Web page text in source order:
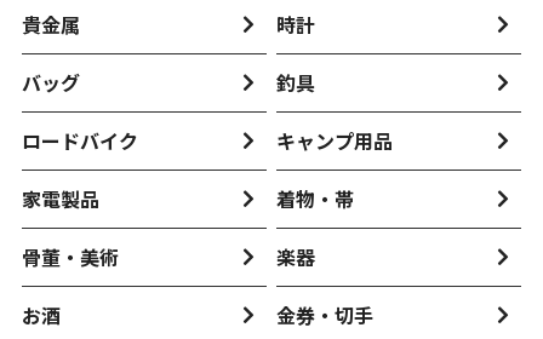
貴金属
時計
バッグ
釣具
ロードバイク
キャンプ用品
家電製品
着物・帯
骨董・美術
楽器
お酒
金券・切手